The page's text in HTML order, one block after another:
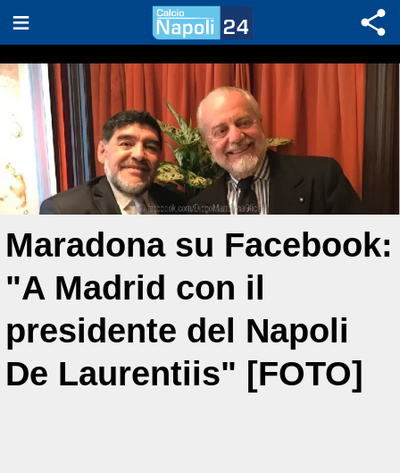
Maradona su Facebook:
"A Madrid con il
presidente del Napoli
De Laurentiis" [FOTO]